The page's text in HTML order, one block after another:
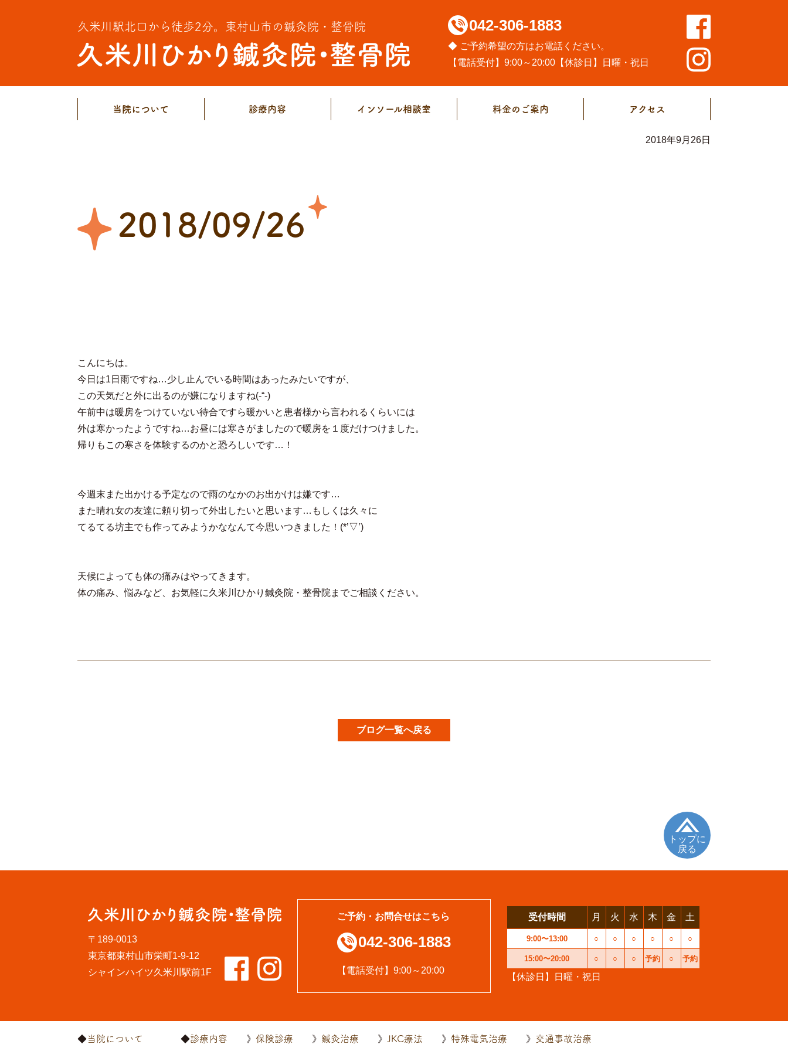
久米川駅北口から徒歩2分。 東村山市の鍼灸院・整骨院 042-306-1883
◆ ご予約希望の方はお電話ください。
【電話受付】9:00～20:00【休診日】日曜・祝日
当院について 診療内容 インソール相談室 料金のご案内 アクセス
2018年9月26日
2018/09/26
こんにちは。
今日は1日雨ですね…少し止んでいる時間はあったみたいですが、
この天気だと外に出るのが嫌になりますね(-“-)
午前中は暖房をつけていない待合ですら暖かいと患者様から言われるくらいには
外は寒かったようですね…お昼には寒さがましたので暖房を１度だけつけました。
帰りもこの寒さを体験するのかと恐ろしいです…！
今週末また出かける予定なので雨のなかのお出かけは嫌です…
また晴れ女の友達に頼り切って外出したいと思います…もしくは久々に
てるてる坊主でも作ってみようかななんて今思いつきました！(*’▽’)
天候によっても体の痛みはやってきます。
体の痛み、悩みなど、お気軽に久米川ひかり鍼灸院・整骨院までご相談ください。
ブログ一覧へ戻る
トップに
戻る
〒189-0013
東京都東村山市栄町1-9-12
シャインハイツ久米川駅前1F
ご予約・お問合せはこちら
042-306-1883
【電話受付】9:00～20:00
受付時間 月 火 水 木 金 土
9:00〜13:00 ○ ○ ○ ○ ○ ○
15:00〜20:00 ○ ○ ○ 予約 ○ 予約
【休診日】日曜・祝日
当院について 診療内容 保険診療 鍼灸治療 JKC療法 特殊電気治療 交通事故治療